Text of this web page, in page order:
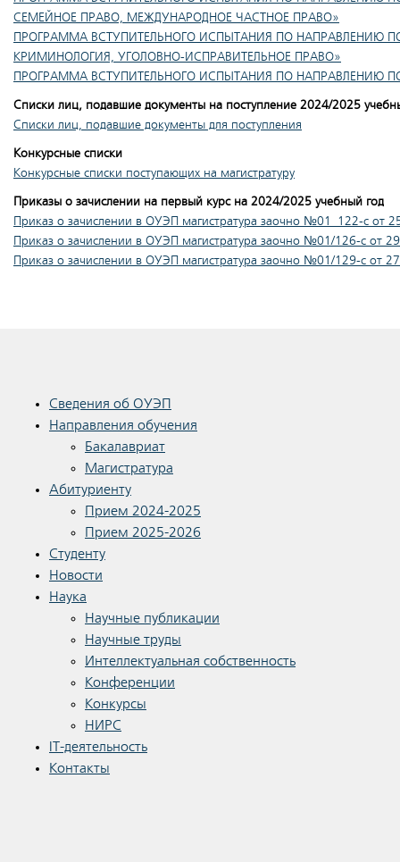
СЕМЕЙНОЕ ПРАВО, МЕЖДУНАРОДНОЕ ЧАСТНОЕ ПРАВО»
ПРОГРАММА ВСТУПИТЕЛЬНОГО ИСПЫТАНИЯ ПО НАПРАВЛЕНИЮ
КРИМИНОЛОГИЯ, УГОЛОВНО-ИСПРАВИТЕЛЬНОЕ ПРАВО»
ПРОГРАММА ВСТУПИТЕЛЬНОГО ИСПЫТАНИЯ ПО НАПРАВЛЕНИЮ
Списки лиц, подавшие документы на поступление 2024/2025
Списки лиц, подавшие документы для поступления
Конкурсные списки
Конкурсные списки поступающих на магистратуру
Приказы о зачислении на первый курс на 2024/2025 учебный год
Приказ о зачислении в ОУЭП магистратура заочно №01_122-c от
Приказ о зачислении в ОУЭП магистратура заочно №01/126-c от
Приказ о зачислении в ОУЭП магистратура заочно №01/129-c от
Сведения об ОУЭП
Направления обучения
Бакалавриат
Магистратура
Абитуриенту
Прием 2024-2025
Прием 2025-2026
Студенту
Новости
Наука
Научные публикации
Научные труды
Интеллектуальная собственность
Конференции
Конкурсы
НИРС
IT-деятельность
Контакты